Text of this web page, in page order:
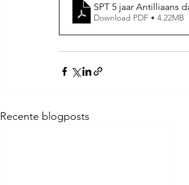
SPT 5 jaar Antilliaans
Download PDF • 4.22MB
Recente blogposts